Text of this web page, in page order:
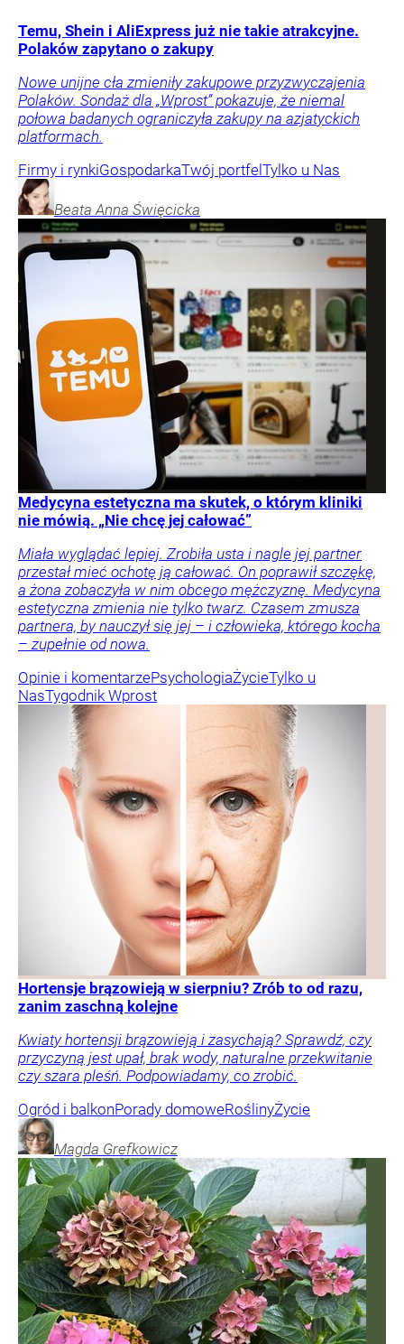
Temu, Shein i AliExpress już nie takie atrakcyjne.
Polaków zapytano o zakupy
Nowe unijne cła zmieniły zakupowe przyzwyczajenia
Polaków. Sondaż dla „Wprost” pokazuje, że niemal
połowa badanych ograniczyła zakupy na azjatyckich
platformach.
Firmy i rynkiGospodarkaTwój portfel Tylko u Nas
Beata Anna Święcicka
Medycyna estetyczna ma skutek, o którym kliniki
nie mówią. „Nie chcę jej całować”
Miała wyglądać lepiej. Zrobiła usta i nagle jej partner
przestał mieć ochotę ją całować. On poprawił szczękę,
a żona zobaczyła w nim obcego mężczyznę. Medycyna
estetyczna zmienia nie tylko twarz. Czasem zmusza
partnera, by nauczył się jej – i człowieka, którego kocha
– zupełnie od nowa.
Opinie i komentarzePsychologiaŻycieTylko u
NasTygodnik Wprost
Hortensje brązowieją w sierpniu? Zrób to od razu,
zanim zaschną kolejne
Kwiaty hortensji brązowieją i zasychają? Sprawdź, czy
przyczyną jest upał, brak wody, naturalne przekwitanie
czy szara pleśń. Podpowiadamy, co zrobić.
Ogród i balkonPorady domoweRoślinyŻycie
Magda Grefkowicz